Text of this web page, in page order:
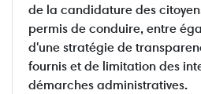
de la candidature des
permis de conduire, entre
d'une stratégie de
fournis et de limitation des
démarches administratives.